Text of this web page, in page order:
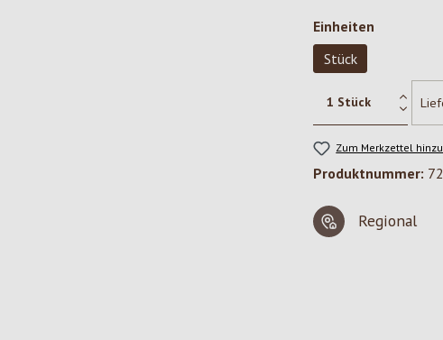
Einheiten
Stück
Zum Merkzettel
Produktnummer:
Regional